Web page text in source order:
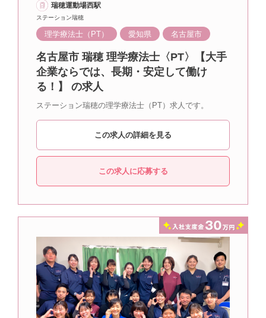
瑞穂運動場西駅
ステーション瑞穂
理学療法士（PT） 愛知県 名古屋市
名古屋市 瑞穂 理学療法士〈PT〉【大手
企業ならでは、長期・安定して働け
る！】 の求人
ステーション瑞穂の理学療法士（PT）求人です。
この求人の詳細を見る
この求人に応募する